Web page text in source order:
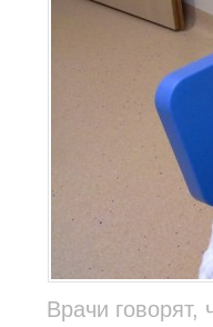
Врачи говорят,